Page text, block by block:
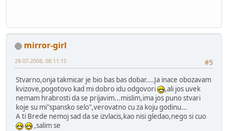
mirror-girl
#5
28-07-2008, 08:11:15
Stvarno,onja takmicar je bio bas bas dobar....Ja inace obozavam
kvizove,pogotovo kad mi dobro idu odgovori
,ali jos uvek
nemam hrabrosti da se prijavim...mislim,ima jos puno stvari
koje su mi"spansko selo",verovatno cu za koju godinu...
A ti Brede nemoj sad da se izvlacis,kao nisi gledao,nego si cuo
,salim se